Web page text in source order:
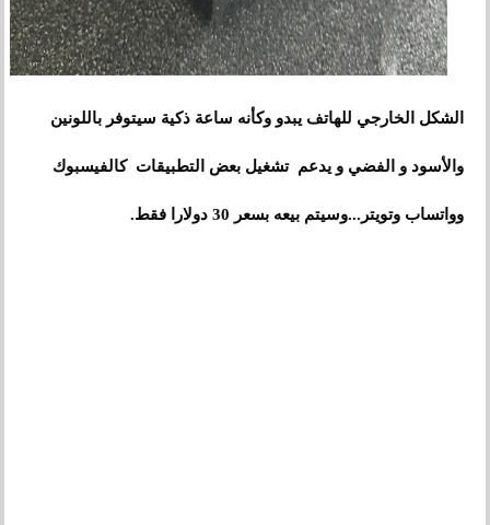
الشكل الخارجي للهاتف يبدو وكأنه ساعة ذكية سيتوفر باللونين
والأسود و الفضي و يدعم تشغيل بعض التطبيقات كالفيسبوك
وواتساب وتويتر...وسيتم بيعهبسعر 30 دولارا فقط.